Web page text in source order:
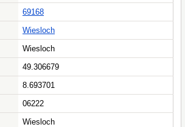
69168
Wiesloch
Wiesloch
49.306679
8.693701
06222
Wiesloch